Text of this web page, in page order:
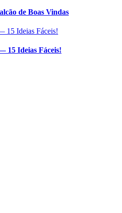
de Boas Vindas
15 Ideias Fáceis!